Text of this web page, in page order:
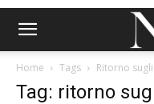
Home Tags Ritorno
Tag: ritorno